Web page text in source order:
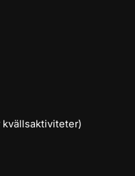
kvällsaktiviteter)